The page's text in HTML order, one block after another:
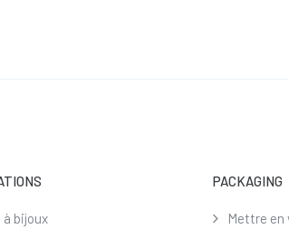
à bijoux
PACKAGING
Mettre en